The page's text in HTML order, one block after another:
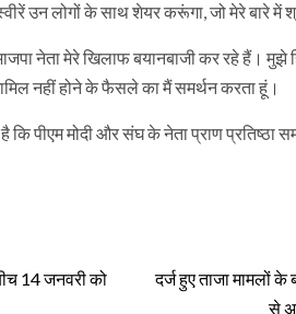
उन लोगों के साथ शेयर करूंगा, जो मेरे बारे में
नेता मेरे खिलाफ बयानबाजी कर रहे हैं। मुझे
शामिल नहीं होने के फैसले का मैं समर्थन करता हूं।
कि पीएम मोदी और संघ के नेता प्राण
14 जनवरी को
दर्ज हुए ताजा मामलों
से